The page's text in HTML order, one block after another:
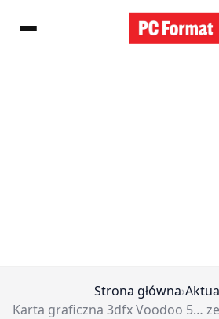
Strona główna›
Karta graficzna 3dfx Voodoo 5…